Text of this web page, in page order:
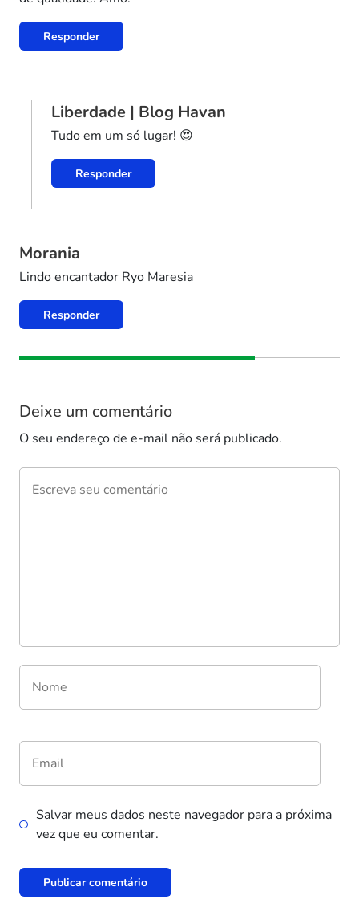
Responder
Liberdade | Blog Havan
Tudo em um só lugar! 😍
Responder
Morania
Lindo encantador Ryo Maresia
Responder
Deixe um comentário
O seu endereço de e-mail não será publicado.
Salvar meus dados neste navegador para a próxima
vez que eu comentar.